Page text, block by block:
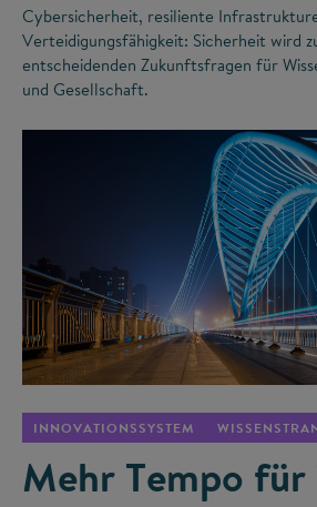
Cybersicherheit, resiliente
Verteidigungsfähigkeit: Sicherheit wird
entscheidenden Zukunftsfragen für
und Gesellschaft.
INNOVATIONSSYSTEM
Mehr Tempo